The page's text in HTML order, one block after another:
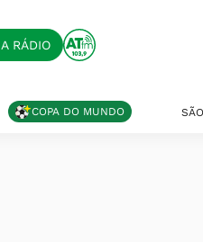
RÁDIO
COPA DO MUNDO